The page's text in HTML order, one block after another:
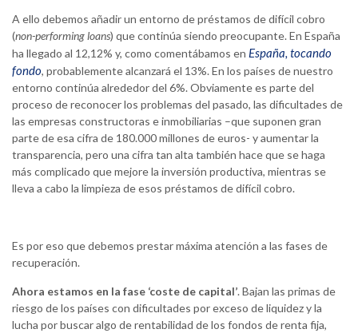
A ello debemos añadir un entorno de préstamos de difícil cobro
(non-performing loans) que continúa siendo preocupante. En España
ha llegado al 12,12% y, como comentábamos en España, tocando
fondo, probablemente alcanzará el 13%. En los países de nuestro
entorno continúa alrededor del 6%. Obviamente es parte del
proceso de reconocer los problemas del pasado, las dificultades de
las empresas constructoras e inmobiliarias –que suponen gran
parte de esa cifra de 180.000 millones de euros- y aumentar la
transparencia, pero una cifra tan alta también hace que se haga
más complicado que mejore la inversión productiva, mientras se
lleva a cabo la limpieza de esos préstamos de difícil cobro.
Es por eso que debemos prestar máxima atención a las fases de
recuperación.
Ahora estamos en la fase ‘coste de capital’. Bajan las primas de
riesgo de los países con dificultades por exceso de liquidez y la
lucha por buscar algo de rentabilidad de los fondos de renta fija,